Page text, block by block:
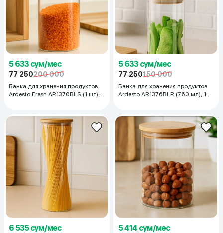
5 633 сум/мес
77 250200 000
Банка для хранения продуктов
Ardesto Fresh AR1370BLS (1 шт),
5 633 сум/мес
77 250150 000
Банка для хранения продуктов
Ardesto AR1376BLR (760 мл), 1
6 535 сум/мес 5 414 сум/мес